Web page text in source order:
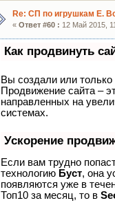
Re: СП по игрушкам Е.
« Ответ #60 : 12 Май 2015,
Как продвинуть
Вы создали или только
Продвижение сайта –
направленных на
системах.
Ускорение
Если вам трудно
технологию Буст, она
появляются уже в
Топ10 за месяц, то в